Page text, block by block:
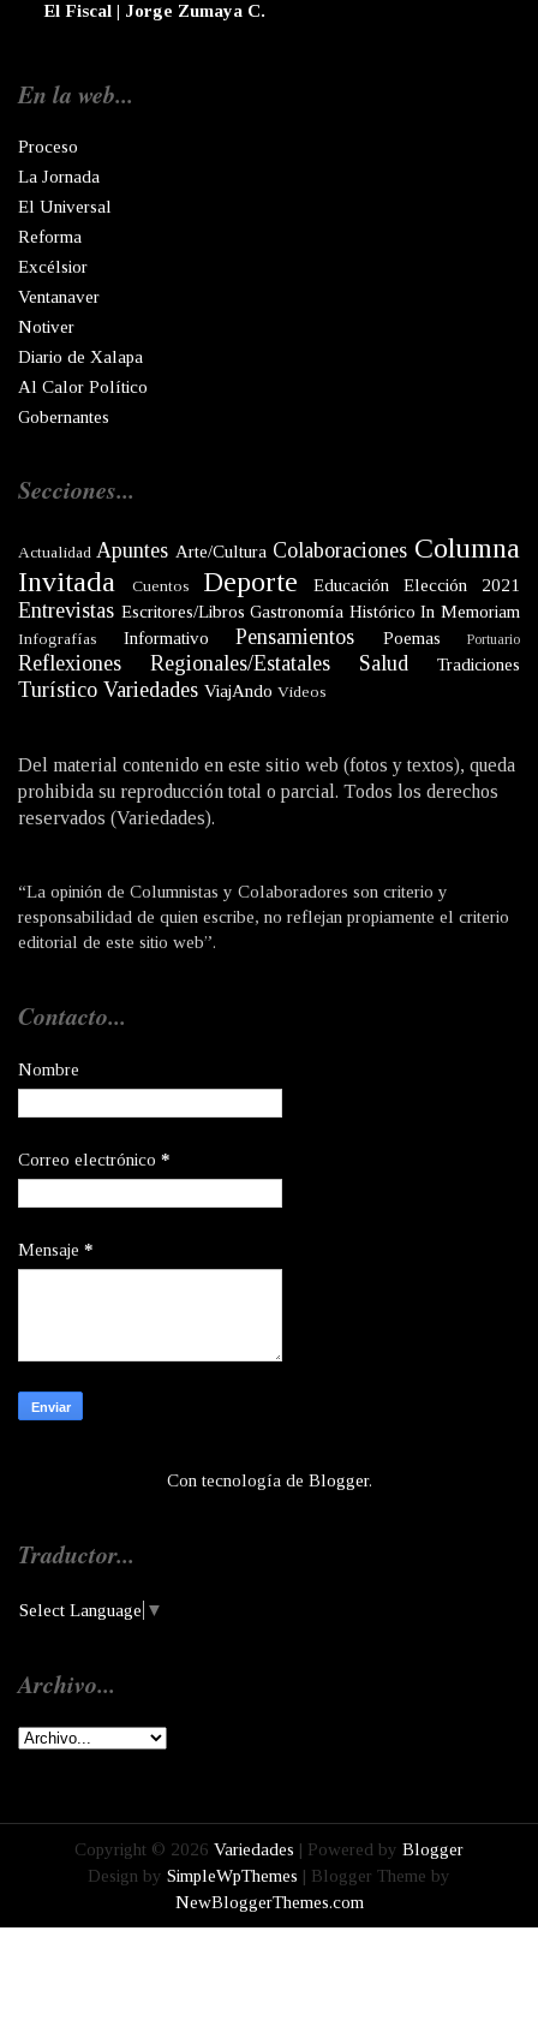
El Fiscal | Jorge Zumaya C.
En la web...
Proceso
La Jornada
El Universal
Reforma
Excélsior
Ventanaver
Notiver
Diario de Xalapa
Al Calor Político
Gobernantes
Secciones...
Actualidad Apuntes Arte/Cultura Colaboraciones Columna
Invitada
Cuentos Deporte Educación Elección 2021
Entrevistas Escritores/Libros Gastronomía Histórico In Memoriam
Infografías Informativo Pensamientos Poemas Portuario
Reflexiones Regionales/Estatales Salud Tradiciones
Turístico Variedades ViajAndo Videos
Del material contenido en este sitio web (fotos y textos), queda
prohibida su reproducción total o parcial. Todos los derechos
reservados (Variedades).
“La opinión de Columnistas y Colaboradores son criterio y
responsabilidad de quien escribe, no reflejan propiamente el criterio
editorial de este sitio web”.
Contacto...
Nombre
Correo electrónico *
Mensaje *
Con tecnología de Blogger.
Traductor...
Select Language ▼
Archivo...
Copyright © 2026 Variedades | Powered by Blogger
Design by SimpleWpThemes | Blogger Theme by
NewBloggerThemes.com